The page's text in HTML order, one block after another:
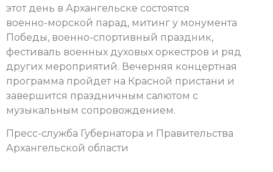
этот день в Архангельске состоятся
военно-морской парад, митинг у монумента
Победы, военно-спортивный праздник,
фестиваль военных духовых оркестров и ряд
других мероприятий. Вечерняя концертная
программа пройдет на Красной пристани и
завершится праздничным салютом с
музыкальным сопровождением.
Пресс-служба Губернатора и Правительства
Архангельской области